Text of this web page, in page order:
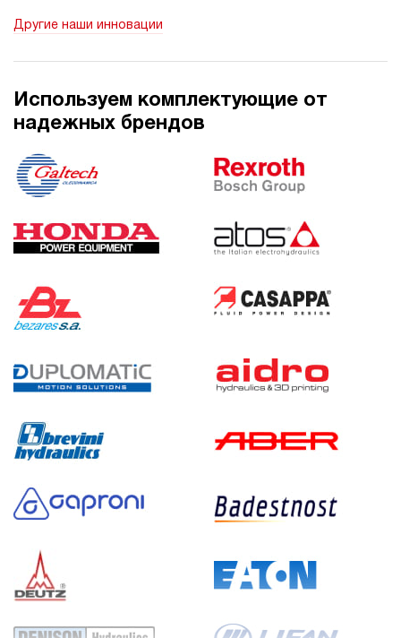
Другие наши инновации
Используем комплектующие от
надежных брендов